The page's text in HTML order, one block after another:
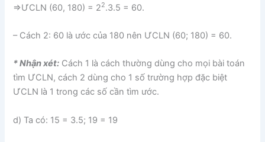
⇒ƯCLN (60, 180) = 22.3.5 = 60.
– Cách 2: 60 là ước của 180 nên ƯCLN (60; 180) = 60.
* Nhận xét: Cách 1 là cách thường dùng cho mọi bài toán
tìm ƯCLN, cách 2 dùng cho 1 số trường hợp đặc biệt
ƯCLN là 1 trong các số cần tìm ước.
d) Ta có: 15 = 3.5; 19 = 19